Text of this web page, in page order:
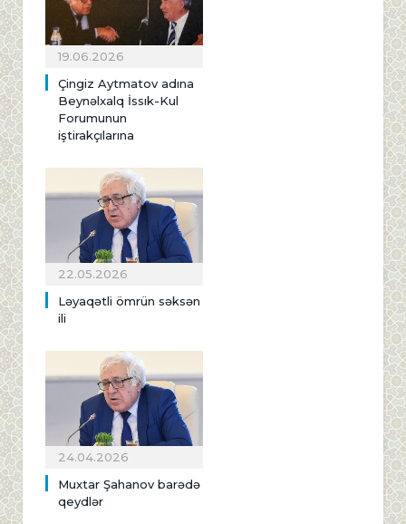
19.06.2026
Çingiz Aytmatov adına
Beynəlxalq İssık-Kul
Forumunun
iştirakçılarına
22.05.2026
Ləyaqətli ömrün səksən
ili
24.04.2026
Muxtar Şahanov barədə
qeydlər